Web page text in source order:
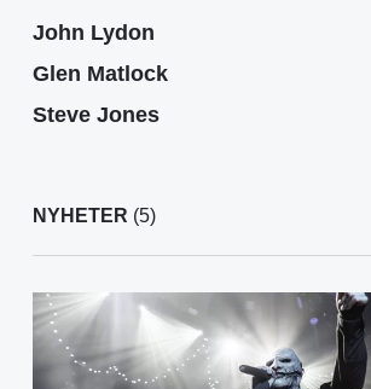
John Lydon
Glen Matlock
Steve Jones
NYHETER (5)